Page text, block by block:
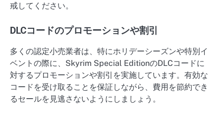
戒してください。
DLCコードのプロモーションや割引
多くの認定小売業者は、特にホリデーシーズンや特別イ
ベントの際に、Skyrim Special EditionのDLCコードに
対するプロモーションや割引を実施しています。有効な
コードを受け取ることを保証しながら、費用を節約でき
るセールを見逃さないようにしましょう。